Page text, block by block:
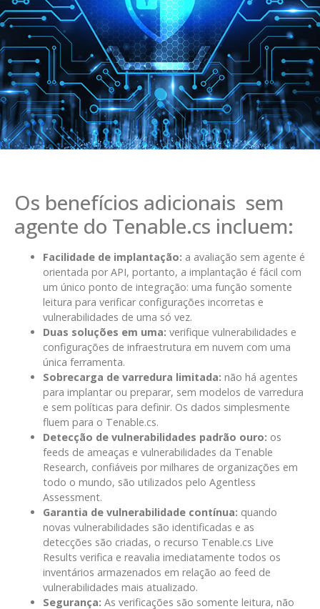
Os benefícios adicionais sem
agente do Tenable.cs incluem:
Facilidade de implantação: a avaliação sem agente é
orientada por API, portanto, a implantação é fácil com
um único ponto de integração: uma função somente
leitura para verificar configurações incorretas e
vulnerabilidades de uma só vez.
Duas soluções em uma: verifique vulnerabilidades e
configurações de infraestrutura em nuvem com uma
única ferramenta.
Sobrecarga de varredura limitada: não há agentes
para implantar ou preparar, sem modelos de varredura
e sem políticas para definir. Os dados simplesmente
fluem para o Tenable.cs.
Detecção de vulnerabilidades padrão ouro: os
feeds de ameaças e vulnerabilidades da Tenable
Research, confiáveis ​​por milhares de organizações em
todo o mundo, são utilizados pelo Agentless
Assessment.
Garantia de vulnerabilidade contínua: quando
novas vulnerabilidades são identificadas e as
detecções são criadas, o recurso Tenable.cs Live
Results verifica e reavalia imediatamente todos os
inventários armazenados em relação ao feed de
vulnerabilidades mais atualizado.
Segurança: As verificações são somente leitura, não